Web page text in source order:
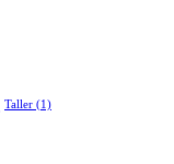
Taller (1)